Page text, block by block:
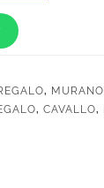
, MURANO
, CAVALLO,